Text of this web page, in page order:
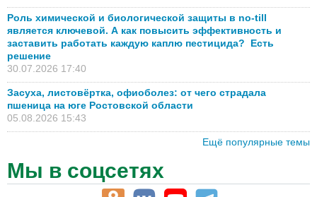
Роль химической и биологической защиты в no-till
является ключевой. А как повысить эффективность и
заставить работать каждую каплю пестицида? Есть
решение
30.07.2026 17:40
Засуха, листовёртка, офиоболез: от чего страдала
пшеница на юге Ростовской области
05.08.2026 15:43
Ещё популярные темы
Мы в соцсетях